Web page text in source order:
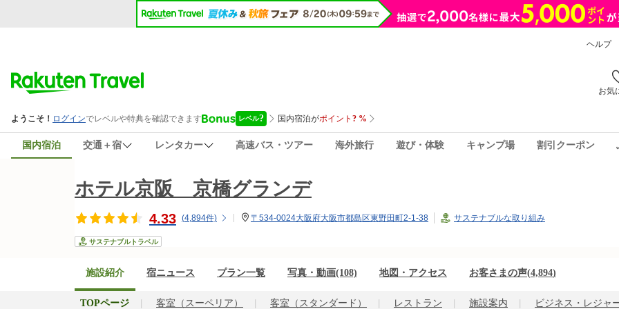
ヘルプ
お気
国内宿泊 交通＋宿 レンタカー 高速バス・ツアー 海外旅行 遊び・体験 キャンプ場 割引クーポン
ホテル京阪 京橋グランデ
4.33 (4,894件) 〒534-0024大阪府大阪市都島区東野田町2-1-38 サステナブルな取り組み
サステナブルトラベル
施設紹介 宿ニュース プラン一覧 写真・動画(108) 地図・アクセス お客さまの声(4,894)
TOPページ 客室（スーペリア） 客室（スタンダード） レストラン 施設案内 ビジネス・レジャ